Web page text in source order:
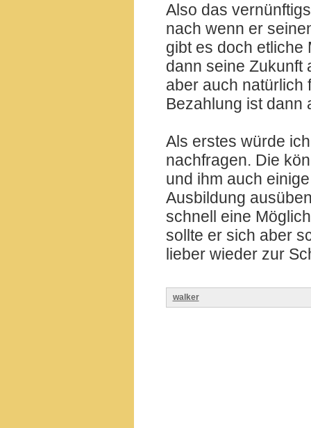
Also das
nach wenn er
gibt es doch etliche
dann seine Zukunft
aber auch natürlich
Bezahlung ist dann
Als erstes würde
nachfragen. Die
und ihm auch
Ausbildung
schnell eine
sollte er sich aber
lieber wieder zur
walker